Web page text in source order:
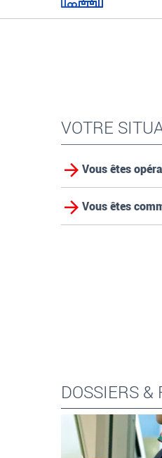
VOTRE
Vous êtes
Vous êtes
DOSSIERS &